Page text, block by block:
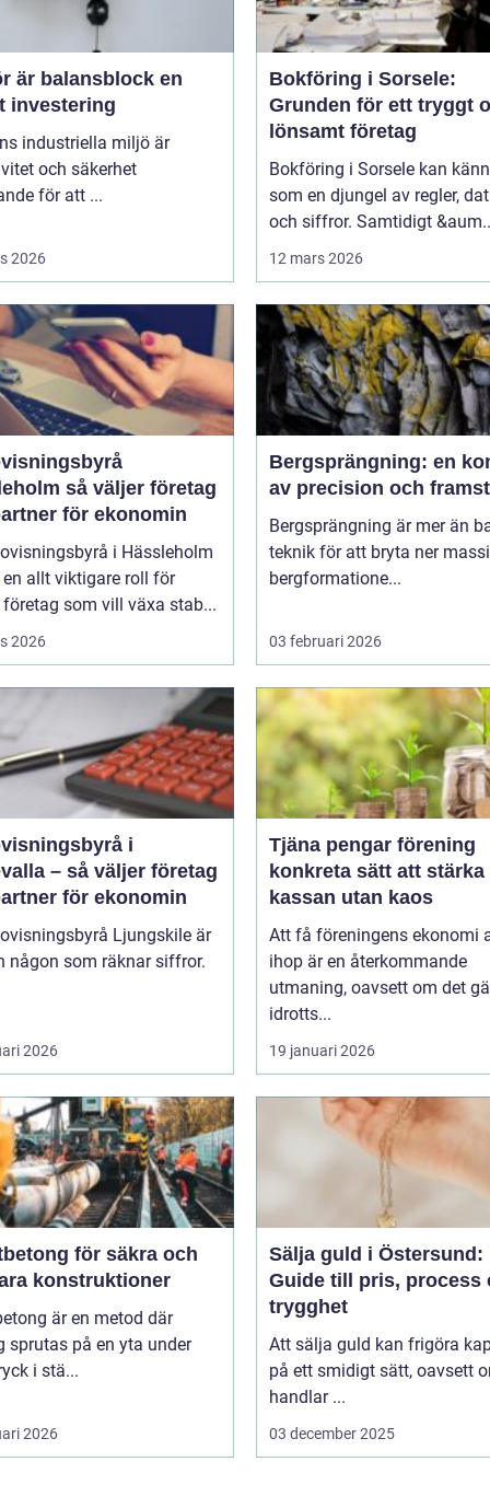
är balansblock en
investering
industriella miljö är
och säkerhet
för att ...
2026
Bokföring i Sorsele:
Grunden för ett tryggt
lönsamt företag
Bokföring i Sorsele kan
som en djungel av regler,
och siffror. Samtidigt
12 mars 2026
väljer företag
för ekonomin
i Hässleholm
en allt viktigare roll för
som vill växa stab...
2026
Bergsprängning: en
av precision och
Bergsprängning är mer än
teknik för att bryta ner
bergformatione...
03 februari 2026
i
– så väljer företag
för ekonomin
Ljungskile är
någon som räknar siffror.
2026
Tjäna pengar förening
konkreta sätt att stärka
kassan utan kaos
Att få föreningens ekonomi
ihop är en återkommande
utmaning, oavsett om det
idrotts...
19 januari 2026
för säkra och
konstruktioner
är en metod där
sprutas på en yta under
i stä...
2026
Sälja guld i Östersund:
Guide till pris, process
trygghet
Att sälja guld kan frigöra
på ett smidigt sätt, oavsett
handlar ...
03 december 2025